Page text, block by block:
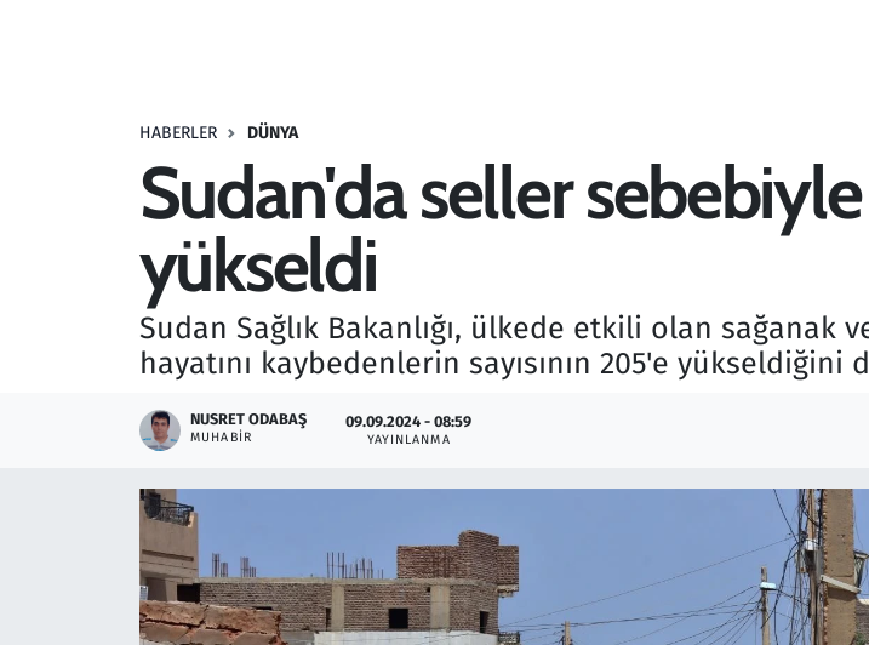
HABERLER DÜNYA
Sudan'da seller
yükseldi
Sudan Sağlık Bakanlığı, ülkede etkili olan
hayatını kaybedenlerin sayısının 205'e yükseldiğini
NUSRET ODABAŞ
MUHABIR
09.09.2024 - 08:59
YAYINLANMA
Savunma Sanayi
Seçim 2023
Teknoloji ve Bilim
Televizyon